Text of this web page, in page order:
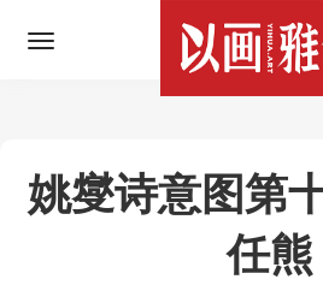
姚燮诗意图第
任熊